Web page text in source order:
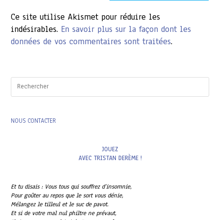
Ce site utilise Akismet pour réduire les
indésirables. En savoir plus sur la façon dont les
données de vos commentaires sont traitées.
NOUS CONTACTER
JOUEZ
AVEC TRISTAN DERÈME !
Et tu disais : Vous tous qui souffrez d’insomnie,
Pour goûter au repos que le sort vous dénie,
Mélangez le tilleul et le suc de pavot.
Et si de votre mal nul philtre ne prévaut,